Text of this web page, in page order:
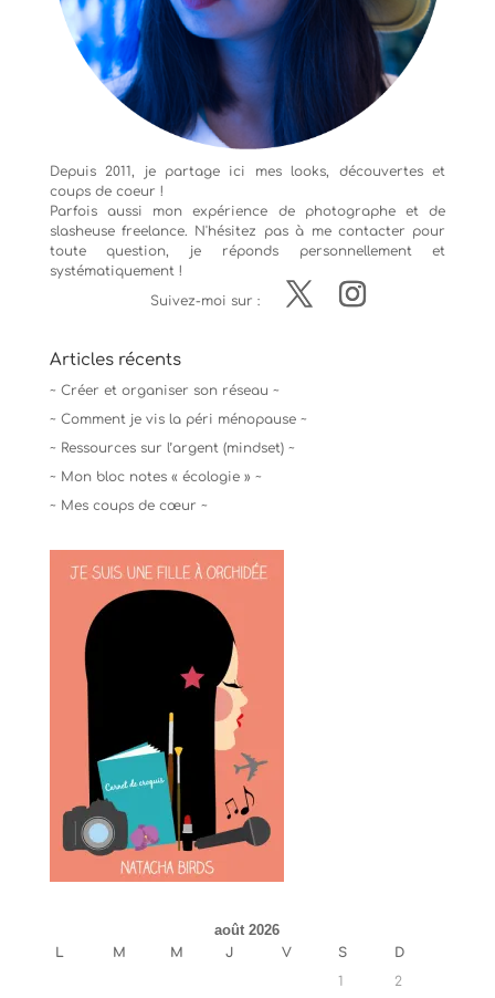
Depuis 2011, je partage ici mes looks, découvertes et
coups de coeur !
Parfois aussi mon expérience de photographeet de
slasheuse freelance. N'hésitez pas à me contacter pour
toute question, je réponds personnellement et
systématiquement !
Suivez-moi sur :
Articles récents
~ Créer et organiser son réseau ~
~ Comment je vis la péri ménopause ~
~ Ressources sur l’argent (mindset) ~
~ Mon bloc notes « écologie » ~
~ Mes coups de cœur ~
août 2026
L M M J V S
D
1
2